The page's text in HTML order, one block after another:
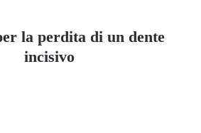
la perdita di un dente
incisivo